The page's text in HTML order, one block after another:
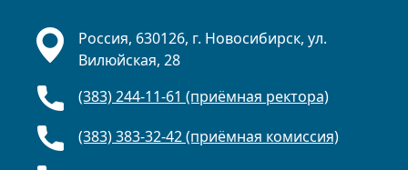
Россия, 630126, г. Новосибирск, ул.
Вилюйская, 28
(383) 244-11-61 (приёмная ректора)
(383) 383-32-42 (приёмная комиссия)